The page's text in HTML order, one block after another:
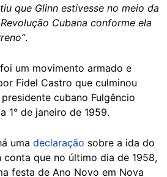
que Glinn estivesse no meio da
Cubana conforme ela
.
foi um movimento armado e
Fidel Castro que culminou
cubano Fulgêncio
1° de janeiro de 1959.
uma declaração sobre a ida do
que no último dia de 1958,
festa de Ano Novo em Nova